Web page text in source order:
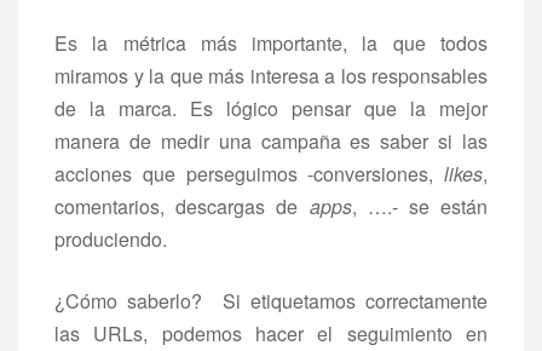
Es la métrica más importante, la que todos
miramos y la que más interesa a los responsables
de la marca. Es lógico pensar que la mejor
manera de medir una campaña es saber si las
acciones que perseguimos -conversiones, likes,
comentarios, descargas de apps, ….- se están
produciendo.
¿Cómo saberlo? Si etiquetamos correctamente
las URLs, podemos hacer el seguimiento en